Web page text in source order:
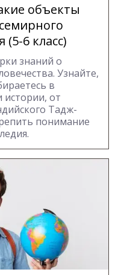
объекты
(5-6 класс)
знаний о
Узнайте,
в
истории, от
Тадж-
понимание